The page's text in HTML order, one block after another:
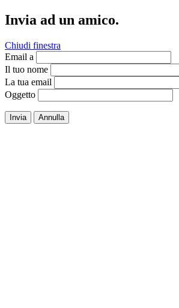
Invia ad un amico.
Chiudi finestra
Email a
Il tuo nome
La tua email
Oggetto
Invia Annulla